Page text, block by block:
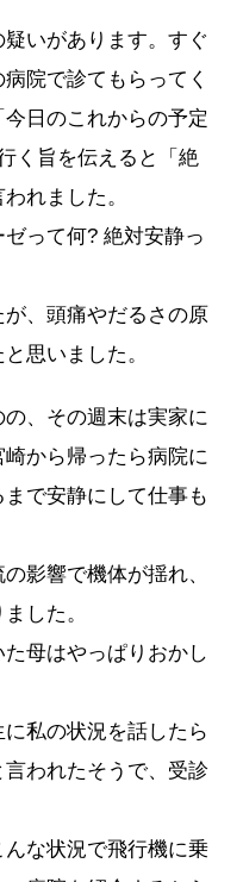
いがあります。すぐ
院で診てもらってく
日のこれからの予定
く旨を伝えると「絶
れました。
って何? 絶対安静っ
、頭痛やだるさの原
思いました。
、その週末は実家に
から帰ったら病院に
で安静にして仕事も
影響で機体が揺れ、
した。
母はやっぱりおかし
私の状況を話したら
言われたそうで、受診
な状況で飛行機に乗